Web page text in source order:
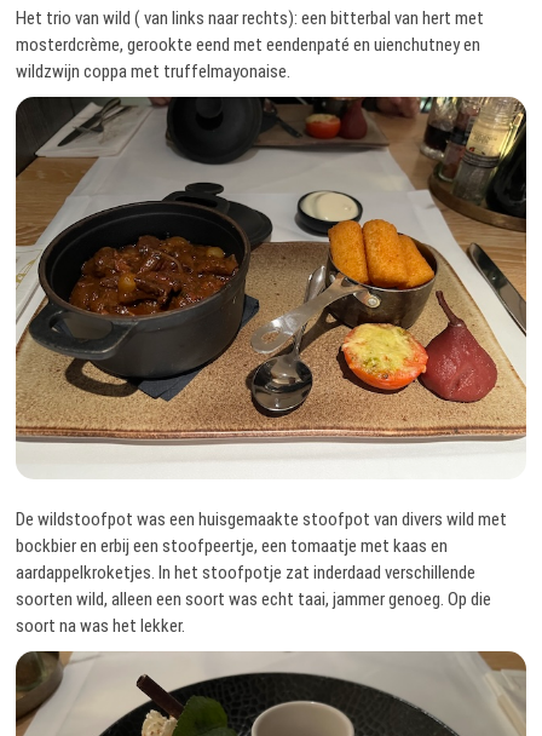
Het trio van wild ( van links naar rechts): een bitterbal van hert met
mosterdcrème, gerookte eend met eendenpaté en uienchutney en
wildzwijn coppa met truffelmayonaise.
De wildstoofpot was een huisgemaakte stoofpot van divers wild met
bockbier en erbij een stoofpeertje, een tomaatje met kaas en
aardappelkroketjes. In het stoofpotje zat inderdaad verschillende
soorten wild, alleen een soort was echt taai, jammer genoeg. Op die
soort na was het lekker.